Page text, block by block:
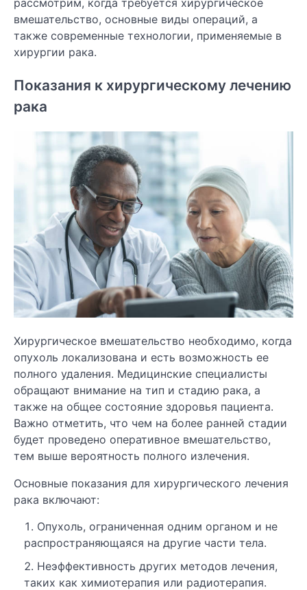
рассмотрим, когда требуется хирургическое
вмешательство, основные виды операций, а
также современные технологии, применяемые в
хирургии рака.
Показания к хирургическому лечению
рака
Хирургическое вмешательство необходимо, когда
опухоль локализована и есть возможность ее
полного удаления. Медицинские специалисты
обращают внимание на тип и стадию рака, а
также на общее состояние здоровья пациента.
Важно отметить, что чем на более ранней стадии
будет проведено оперативное вмешательство,
тем выше вероятность полного излечения.
Основные показания для хирургического лечения
рака включают:
Опухоль, ограниченная одним органом и не
распространяющаяся на другие части тела.
Неэффективность других методов лечения,
таких как химиотерапия или радиотерапия.